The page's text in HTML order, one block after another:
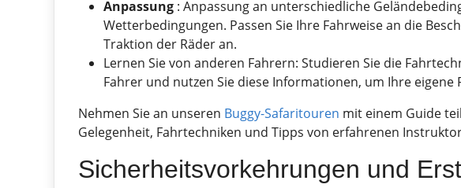
Anpassung : Anpassung an unterschiedliche
Wetterbedingungen. Passen Sie Ihre Fahrweise an die
Traktion der Räder an.
Lernen Sie von anderen Fahrern: Studieren Sie die
Fahrer und nutzen Sie diese Informationen, um Ihre eigene
Nehmen Sie an unseren Buggy-Safaritouren mit einem Guide
Gelegenheit, Fahrtechniken und Tipps von erfahrenen
Sicherheitsvorkehrungen und